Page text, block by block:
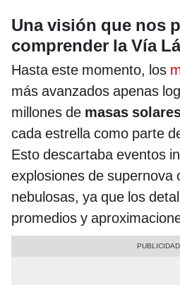
Una visión que nos
comprender la Vía
Hasta este momento, los
más avanzados apenas
millones de masas
cada estrella como parte
Esto descartaba eventos
explosiones de supernova
nebulosas, ya que los
promedios y